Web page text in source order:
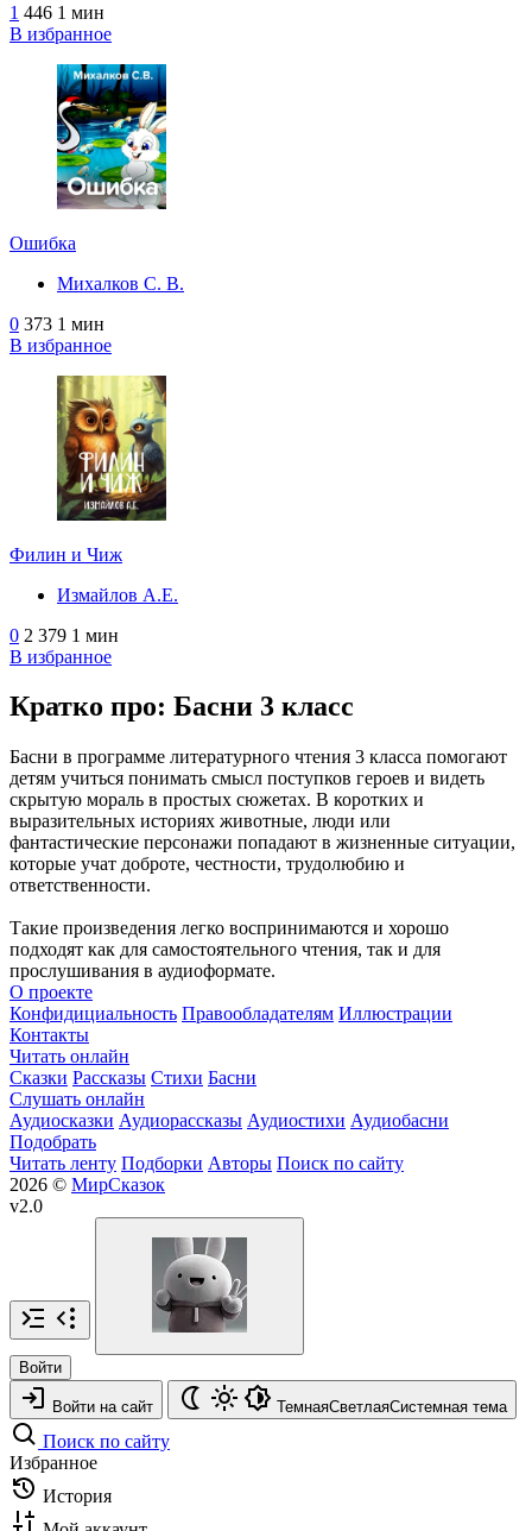
1 446 1 мин
В избранное
Ошибка
Михалков С. В.
0 373 1 мин
В избранное
Филин и Чиж
Измайлов А.Е.
0 2 379 1 мин
В избранное
Кратко про: Басни 3 класс
Басни в программе литературного чтения 3 класса помогают
детям учиться понимать смысл поступков героев и видеть
скрытую мораль в простых сюжетах. В коротких и
выразительных историях животные, люди или
фантастические персонажи попадают в жизненные ситуации,
которые учат доброте, честности, трудолюбию и
ответственности.
Такие произведения легко воспринимаются и хорошо
подходят как для самостоятельного чтения, так и для
прослушивания в аудиоформате.
О проекте
Конфидициальность Правообладателям Иллюстрации
Контакты
Читать онлайн
Сказки Рассказы Стихи Басни
Слушать онлайн
Аудиосказки Аудиорассказы Аудиостихи Аудиобасни
Подобрать
Читать ленту Подборки Авторы Поиск по сайту
2026 © МирСказок
v2.0
Войти
Войти на сайт ТемнаяСветлаяСистемная тема
Поиск по сайту
Избранное
История